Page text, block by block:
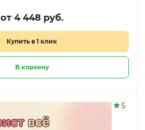
от 4 448 руб.
Купить в 1 клик
В корзину
5